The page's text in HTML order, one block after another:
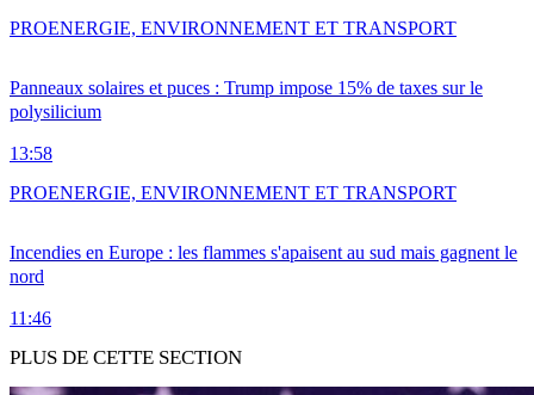
Panneaux solaires et puces : Trump impose 15% de taxes sur le
polysilicium
13:58
PROENERGIE, ENVIRONNEMENT ET TRANSPORT
Incendies en Europe : les flammes s'apaisent au sud mais gagnent le
nord
11:46
PROENERGIE, ENVIRONNEMENT ET TRANSPORT
PLUS DE CETTE SECTION